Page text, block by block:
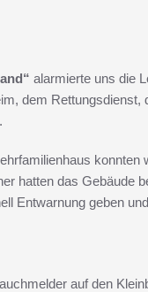
alarmierte uns die
dem
hatten das Gebäude
Entwarnung geben
auf den